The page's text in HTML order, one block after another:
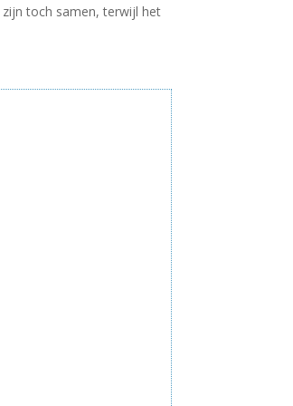
toch samen, terwijl het